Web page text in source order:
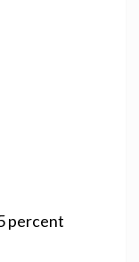
percent